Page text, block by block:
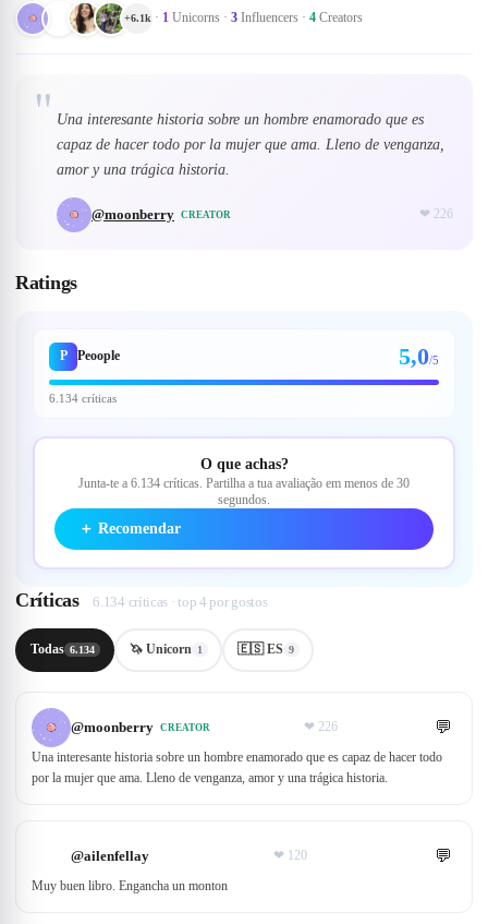
+6.1k · 1 Unicorns · 3 Influencers · 4 Creators
" Una interesante historia sobre un hombre enamorado que es
capaz de hacer todo por la mujer que ama. Lleno de venganza,
amor y una trágica historia.
@moonberry CREATOR ❤ 226
Ratings
P Peoople 5,0/5
6.134 críticas
O que achas?
Junta-te a 6.134 críticas. Partilha a tua avaliação em menos de 30
segundos.
＋ Recomendar
Críticas 6.134 críticas · top 4 por gostos
Todas 6.134 🦄 Unicorn 1 🇪🇸 ES 9
@moonberry CREATOR ❤ 226 💬
Una interesante historia sobre un hombre enamorado que es capaz de hacer todo
por la mujer que ama. Lleno de venganza, amor y una trágica historia.
@ailenfellay ❤ 120 💬
Muy buen libro. Engancha un monton